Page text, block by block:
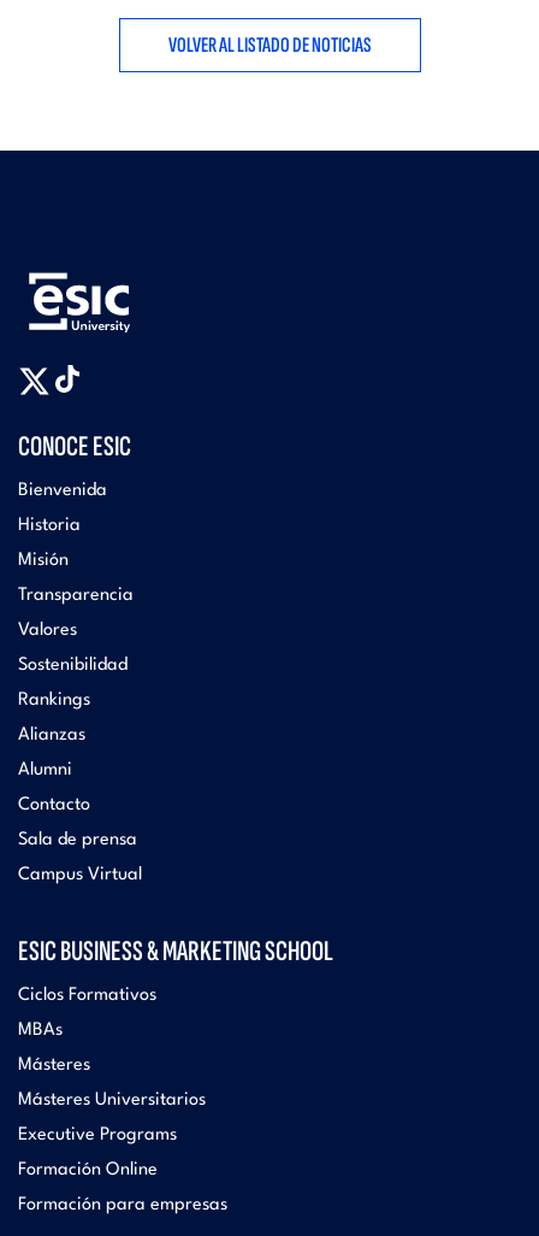
VOLVER AL LISTADO DE NOTICIAS
CONOCE ESIC
Bienvenida
Historia
Misión
Transparencia
Valores
Sostenibilidad
Rankings
Alianzas
Alumni
Contacto
Sala de prensa
Campus Virtual
ESIC BUSINESS & MARKETING SCHOOL
Ciclos Formativos
MBAs
Másteres
Másteres Universitarios
Executive Programs
Formación Online
Formación para empresas